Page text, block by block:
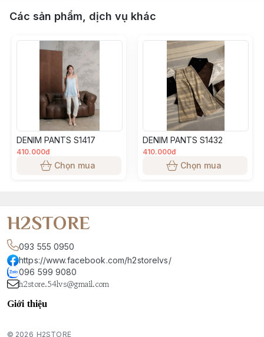
• Thông số sản phẩm trong quá trình sản xuất qua từng đợt
sẽ có độ chênh lệch 1–2cm
• Tư vấn mang tính chất tham khảo theo đúng tinh thần sản
phẩm, khách hàng có thể tham khảo thêm số đo thực tế để
chọn size phù hợp
• Màu sắc, độ dày mỏng của từng đợt vải sẽ có độ chênh
lệch, theo đúng thông số từ nhà máy sản xuất
• Tất cả các sản phẩm đăng bán đều là ảnh thật do H2
Team sản xuất, màu sắc sản phẩm đảm bảo giống 99% so
với thực tế. Tuy nhiên, có thể sẽ chênh lệch màu tuỳ thuộc
vào ánh sáng, góc chụp, độ sáng màn hình điện thoại khách
Các sản phẩm, dịch vụ khác
DENIM PANTS S1417
410.000đ
Chọn mua
DENIM PANTS S1432
410.000đ
Chọn mua
H2STORE
093 555 0950
https://www.facebook.com/h2storelvs/
096 599 9080
h2store.54lvs@gmail.com
Giới thiệu
© 2026 H2STORE